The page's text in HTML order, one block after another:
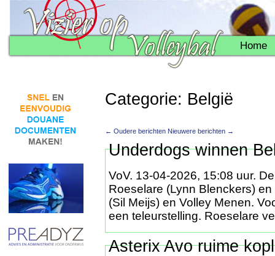
Home
Categorie: België
← Oudere berichten Nieuwere berichten →
Underdogs winnen
VoV. 13-04-2026, 15:08 uur.
Roeselare (Lynn Blenckers)
(Sil Meijs) en Volley Menen.
een teleurstelling. Roeselare
Asterix Avo ruime